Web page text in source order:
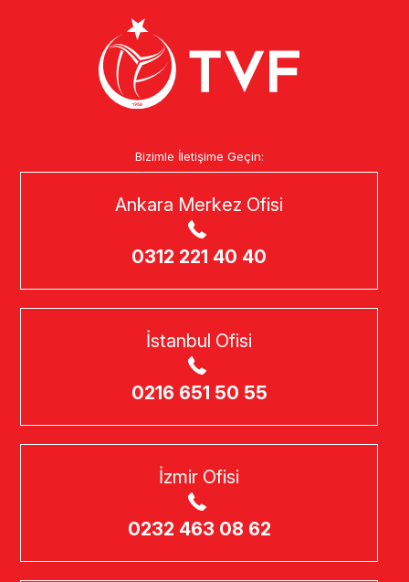
Bizimle İletişime Geçin:
Ankara Merkez Ofisi
0312 221 40 40
İstanbul Ofisi
0216 651 50 55
İzmir Ofisi
0232 463 08 62